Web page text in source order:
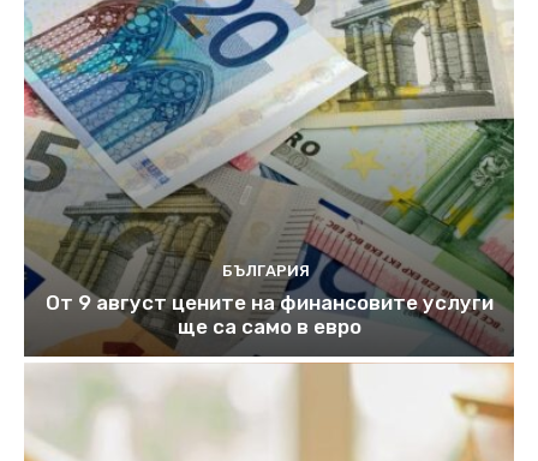
БЪЛГАРИЯ
От 9 август цените на финансовите услуги
ще са само в евро